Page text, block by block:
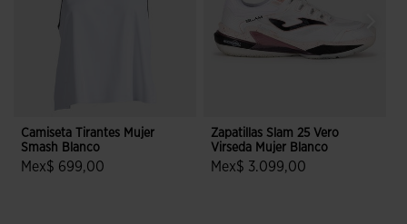
Camiseta Tirantes Mujer
Smash Blanco
Mex$ 699,00
Zapatillas Slam 25 Vero
Virseda Mujer Blanco
Mex$ 3.099,00